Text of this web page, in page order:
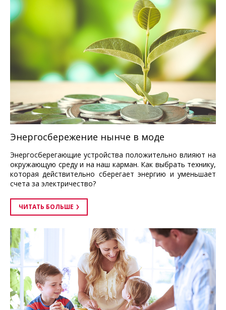
Энергосбережение нынче в моде
Энергосберегающие устройства положительно влияют на
окружающую среду и на наш карман. Как выбрать технику,
которая действительно сберегает энергию и уменьшает
счета за электричество?
ЧИТАТЬ БОЛЬШЕ